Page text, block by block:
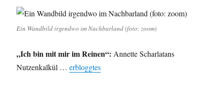
…
Ein Wandbild irgendwo im Nachbarland (foto: zoom)
„Ich bin mit mir im Reinen“: Annette Scharlatans
Nutzenkalkül …erbloggtes